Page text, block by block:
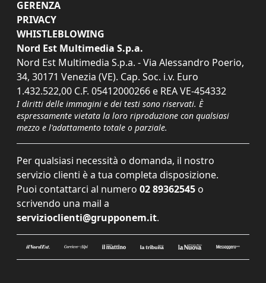
GERENZA
PRIVACY
WHISTLEBLOWING
Nord Est Multimedia S.p.a.
Nord Est Multimedia S.p.a. - Via Alessandro Poerio,
34, 30171 Venezia (VE). Cap. Soc. i.v. Euro
1.432.522,00 C.F. 05412000266 e REA VE-454332
I diritti delle immagini e dei testi sono riservati. È
espressamente vietata la loro riproduzione con qualsiasi
mezzo e l'adattamento totale o parziale.
Per qualsiasi necessità o domanda, il nostro
servizio clienti è a tua completa disposizione.
Puoi contattarci al numero 02 89362545 o
scrivendo una mail a
servizioclienti@grupponem.it.